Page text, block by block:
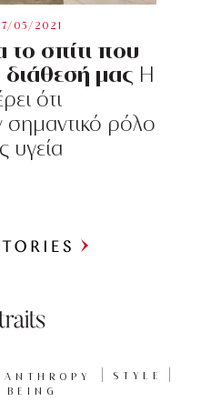
05/2021
το σπίτι που
διάθεσή μας Η
ότι
σημαντικό ρόλο
υγεία
STYLE
BEING